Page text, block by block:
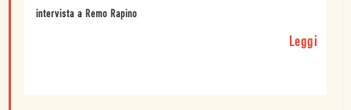
intervista a Remo Rapino
Leggi